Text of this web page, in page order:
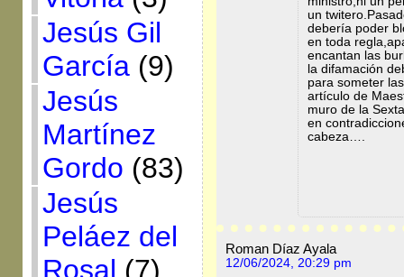
Jesús Gil
García(9)
Jesús
Martínez
Gordo (83)
Jesús
Peláez del
Rosal (7)
un
debería poder
en toda
encantan las
la difamación
para someter
artículo de
muro de la
en
cabeza….
Roman Díaz Ayala
12/06/2024, 20:29 pm